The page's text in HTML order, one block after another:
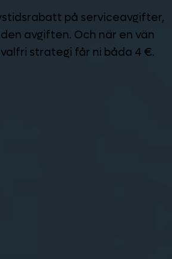
på serviceavgifter,
avgiften. Och när en vän
strategi får ni båda 4 €.